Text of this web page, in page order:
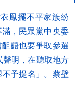
鳯擺不平家族紛
，民眾黨中央委
齬也要爭取參選
明，在聽取地方
予提名」。蔡壁